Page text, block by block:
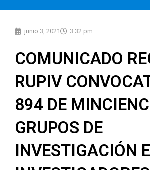
junio 3, 2021 3:32 pm
COMUNICADO
RUPIV
894 DE
GRUPOS DE
INVESTIGACIÓN E